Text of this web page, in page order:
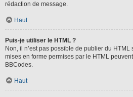
rédaction de message.
Haut
Puis-je utiliser le HTML ?
Non, il n’est pas possible de publier du
mises en forme permises par le HTML
BBCodes.
Haut